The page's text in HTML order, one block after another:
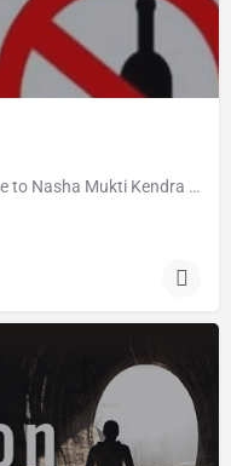
Nasha Mukti Kendra Amroha Welcome to Nasha Mukti Kendra Amroha ( नशा मुक्ति केंद्र अमरोहा ) हमारे केंद्र…